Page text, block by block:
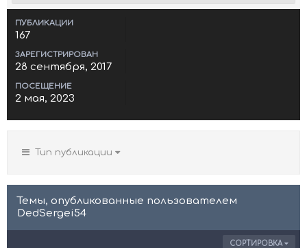
ПУБЛИКАЦИИ
167
ЗАРЕГИСТРИРОВАН
28 сентября, 2017
ПОСЕЩЕНИЕ
2 мая, 2023
Тип публикации
Темы, опубликованные пользователем
DedSergei54
СОРТИРОВКА